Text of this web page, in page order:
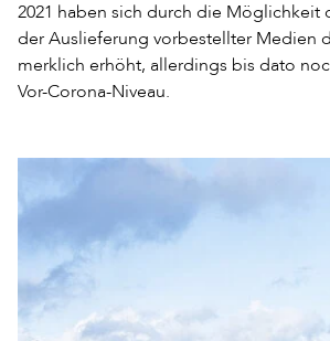
2021 haben sich durch die Möglichkeit
der Auslieferung vorbestellter Medien
merklich erhöht, allerdings bis dato
Vor-Corona-Niveau.